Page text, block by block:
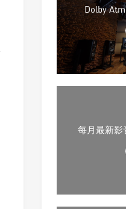
Dolby
每月最新影